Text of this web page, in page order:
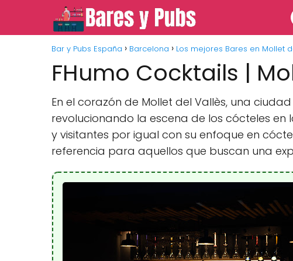
Bar y Pubs España Barcelona Los mejores Bares en Mollet
FHumo Cocktails |
En el corazón de Mollet del Vallès, una
revolucionando la escena de los cócteles
y visitantes por igual con su enfoque en
referencia para aquellos que buscan una